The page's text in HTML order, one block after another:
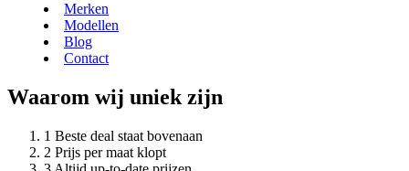
Merken
Modellen
Blog
Contact
Waarom wij uniek zijn
Beste deal staat bovenaan
Prijs per maat klopt